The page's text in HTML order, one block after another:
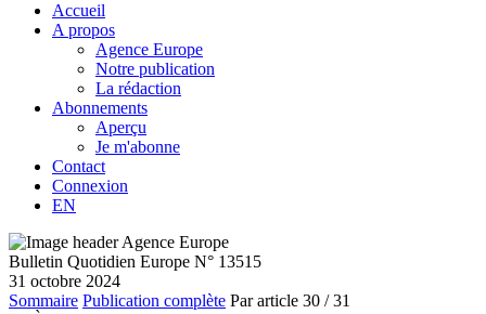
Accueil
A propos
Agence Europe
Notre publication
La rédaction
Abonnements
Aperçu
Je m'abonne
Contact
Connexion
EN
Bulletin Quotidien Europe N° 13515
31 octobre 2024
Sommaire Publication complète Par article 30 / 31